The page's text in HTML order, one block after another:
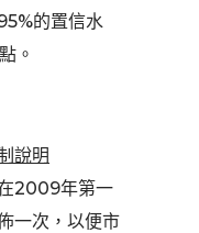
的置信水
。
說明
2009年第一
一次，以便市